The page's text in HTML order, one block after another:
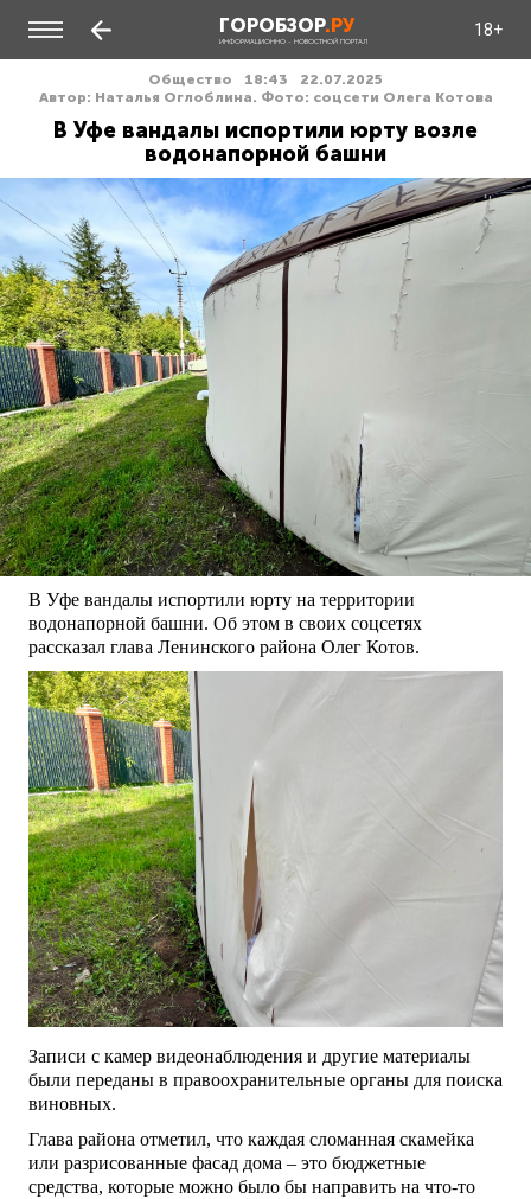
ГОРОБЗОР.РУ
ИНФОРМАЦИОННО - НОВОСТНОЙ ПОРТАЛ
18+
Общество 18:43
22.07.2025
Автор: Наталья Оглоблина. Фото: соцсети Олега Котова
В Уфе вандалы испортили юрту возле
водонапорной башни
В Уфе вандалы испортили юрту на территории
водонапорной башни. Об этом в своих соцсетях
рассказал глава Ленинского района Олег Котов.
Записи с камер видеонаблюдения и другие материалы
были переданы в правоохранительные органы для поиска
виновных.
Глава района отметил, что каждая сломанная скамейка
или разрисованные фасад дома – это бюджетные
средства, которые можно было бы направить на что-то